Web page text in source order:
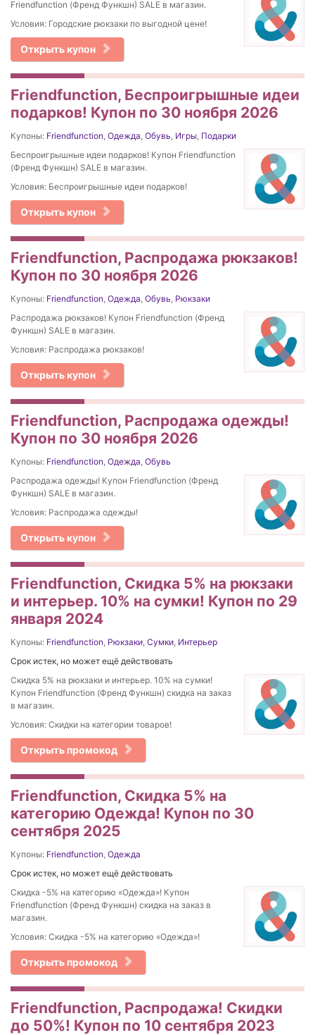
Friendfunction (Френд Функшн) SALE в магазин.
Условия: Городские рюкзаки по выгодной цене!
Открыть купон
Friendfunction, Беспроигрышные идеи
подарков! Купон по 30 ноября 2026
Купоны: Friendfunction, Одежда, Обувь, Игры, Подарки
Беспроигрышные идеи подарков! Купон Friendfunction
(Френд Функшн) SALE в магазин.
Условия: Беспроигрышные идеи подарков!
Открыть купон
Friendfunction, Распродажа рюкзаков!
Купон по 30 ноября 2026
Купоны: Friendfunction, Одежда, Обувь, Рюкзаки
Распродажа рюкзаков! Купон Friendfunction (Френд
Функшн) SALE в магазин.
Условия: Распродажа рюкзаков!
Открыть купон
Friendfunction, Распродажа одежды!
Купон по 30 ноября 2026
Купоны: Friendfunction, Одежда, Обувь
Распродажа одежды! Купон Friendfunction (Френд
Функшн) SALE в магазин.
Условия: Распродажа одежды!
Открыть купон
Friendfunction, Скидка 5% на рюкзаки
и интерьер. 10% на сумки! Купон по 29
января 2024
Купоны: Friendfunction, Рюкзаки, Сумки, Интерьер
Срок истек, но может ещё действовать
Скидка 5% на рюкзаки и интерьер. 10% на сумки!
Купон Friendfunction (Френд Функшн) скидка на заказ
в магазин.
Условия: Скидки на категории товаров!
Открыть промокод
Friendfunction, Скидка 5% на
категорию Одежда! Купон по 30
сентября 2025
Купоны: Friendfunction, Одежда
Срок истек, но может ещё действовать
Скидка -5% на категорию «Одежда»! Купон
Friendfunction (Френд Функшн) скидка на заказ в
магазин.
Условия: Скидка -5% на категорию «Одежда»!
Открыть промокод
Friendfunction, Распродажа! Скидки
до 50%! Купон по 10 сентября 2023